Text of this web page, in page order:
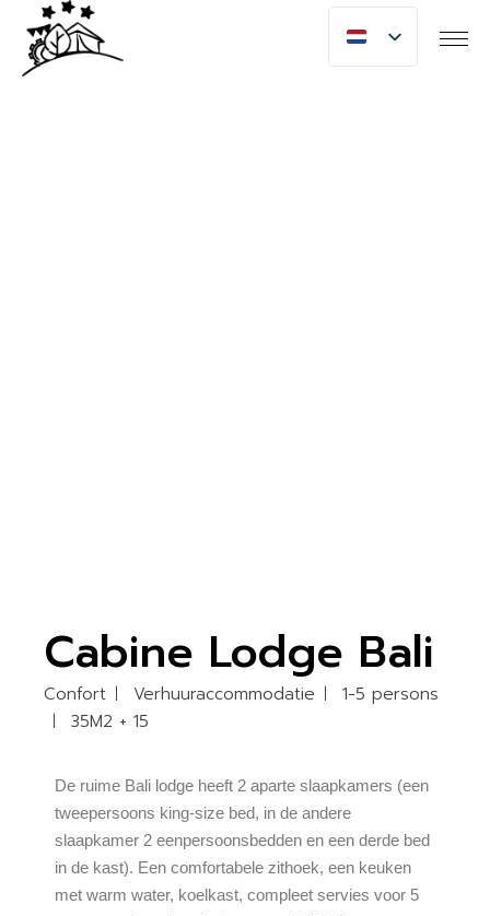
Cabine Lodge Bali
Confort Verhuuraccommodatie
1-5 persons
35M2 + 15
De ruime Bali lodge heeft 2 aparte slaapkamers (een
tweepersoons king-size bed, in de andere
slaapkamer 2 eenpersoonsbedden en een derde bed
in de kast). Een comfortabele zithoek, een keuken
met warm water, koelkast, compleet servies voor 5